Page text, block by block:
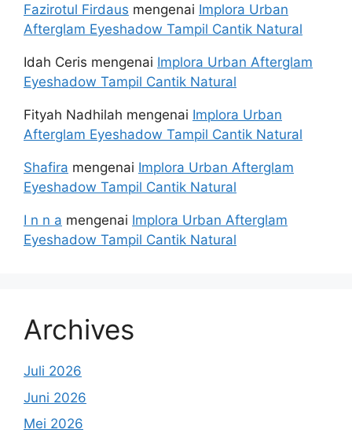
Fazirotul Firdaus mengenai Implora Urban
Afterglam Eyeshadow Tampil Cantik Natural
Idah Ceris mengenai Implora Urban Afterglam
Eyeshadow Tampil Cantik Natural
Fityah Nadhilah mengenai Implora Urban
Afterglam Eyeshadow Tampil Cantik Natural
Shafira mengenai Implora Urban Afterglam
Eyeshadow Tampil Cantik Natural
I n n a mengenai Implora Urban Afterglam
Eyeshadow Tampil Cantik Natural
Archives
Juli 2026
Juni 2026
Mei 2026